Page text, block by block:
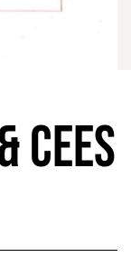
Cees